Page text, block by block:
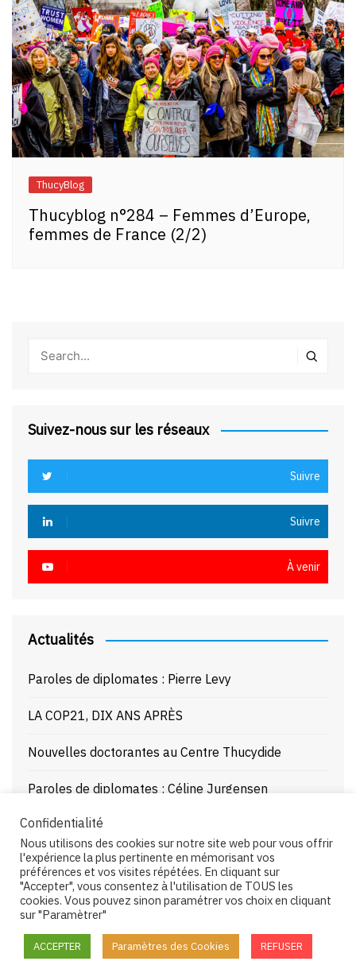
ThucyBlog
Thucyblog n°284 – Femmes d’Europe,
femmes de France (2/2)
Suivez-nous sur les réseaux
Suivre
Suivre
À venir
Actualités
Paroles de diplomates : Pierre Levy
LA COP21, DIX ANS APRÈS
Nouvelles doctorantes au Centre Thucydide
Paroles de diplomates : Céline Jurgensen
Journée d’étude : La Mer Noire enjeux stratégiques
et juridiques – 21/10/25
Copyright © 2026 Centre Thucydide. All rights reserved.
Confidentialité
Nous utilisons des cookies sur notre site web pour vous offrir
l'expérience la plus pertinente en mémorisant vos
préférences et vos visites répétées. En cliquant sur
"Accepter", vous consentez à l'utilisation de TOUS les
cookies. Vous pouvez sinon paramétrer vos choix en cliquant
sur "Paramètrer"
ACCEPTER Paramètres des Cookies REFUSER